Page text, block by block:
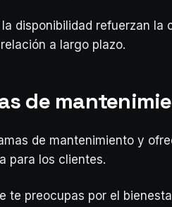
disponibilidad refuerzan la
a largo plazo.
de
de mantenimiento y
para los clientes.
te preocupas por el